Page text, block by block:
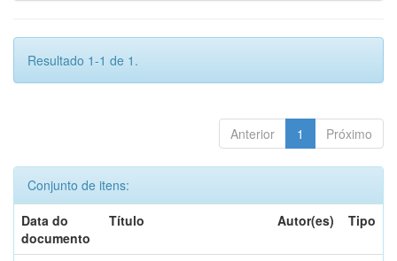
Resultado 1-1 de 1.
Anterior 1 Próximo
Conjunto de itens:
Data do
documento
Título Autor(es) Tipo